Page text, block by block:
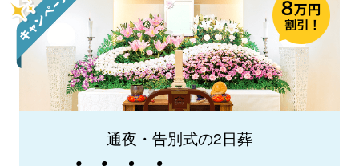
通夜・告別式の2日葬